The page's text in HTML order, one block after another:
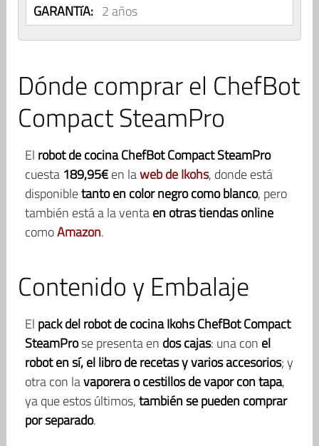
GARANTíA: 2 años
Dónde comprar el ChefBot
Compact SteamPro
El robot de cocina ChefBot Compact SteamPro
cuesta 189,95€en laweb de Ikohs, donde está
disponibletanto en color negro como blanco, pero
también está a la ventaen otras tiendas online
comoAmazon.
Contenido y Embalaje
El pack del robot de cocina Ikohs ChefBot Compact
SteamProse presenta en dos cajas: una con el
robot en sí, el libro de recetas y varios accesorios; y
otra con lavaporera o cestillos de vapor con tapa,
ya que estos últimos,también se pueden comprar
por separado.